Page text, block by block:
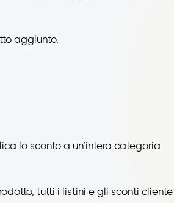
aggiunto.
lo sconto a un’intera categoria
tutti i listini e gli sconti cliente